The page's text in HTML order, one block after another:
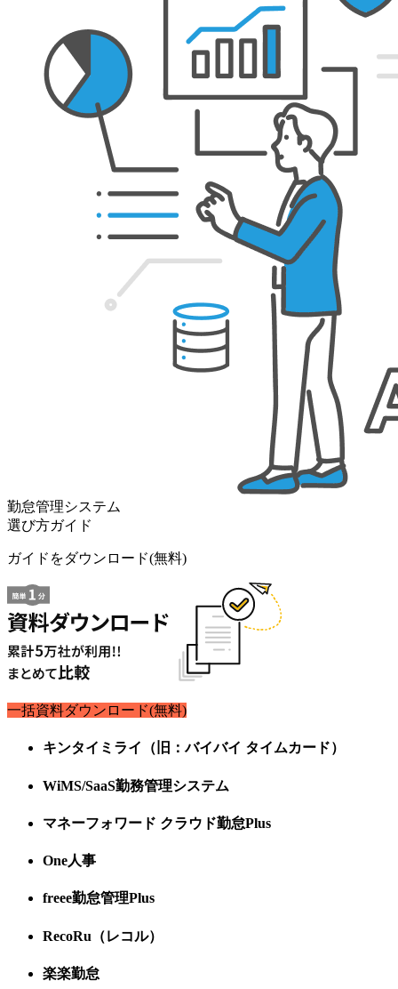
勤怠管理システム
選び方ガイド
ガイドをダウンロード(無料)
一括資料ダウンロード(無料)
キンタイミライ（旧：バイバイ タイムカード）
WiMS/SaaS勤務管理システム
マネーフォワード クラウド勤怠Plus
One人事
freee勤怠管理Plus
RecoRu（レコル）
楽楽勤怠